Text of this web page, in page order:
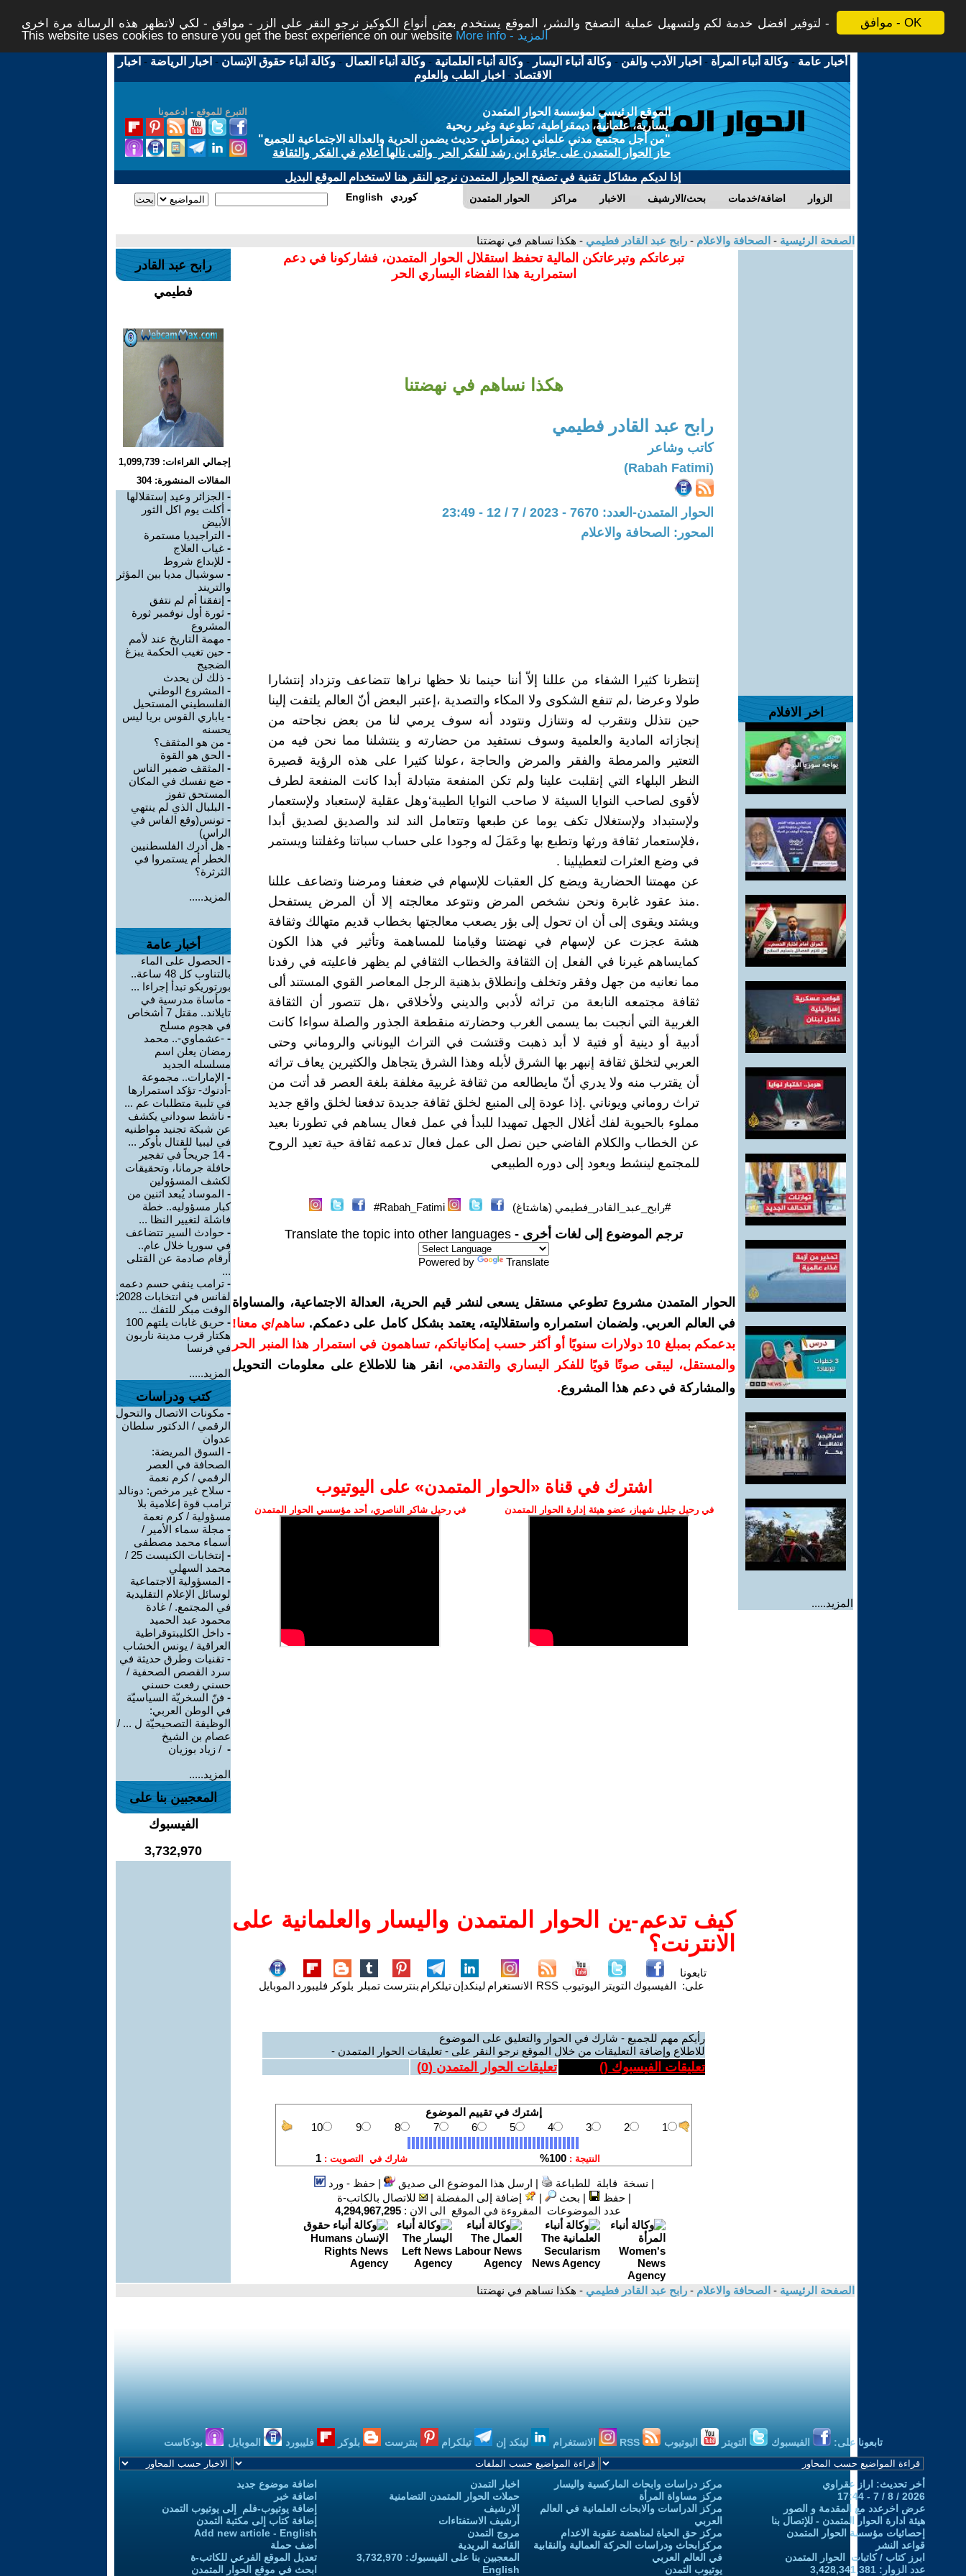
موافق - OK
لتوفير افضل خدمة لكم ولتسهيل عملية التصفح والنشر، الموقع يستخدم بعض أنواع الكوكيز نرجو النقر على الزر - موافق - لكي لاتظهر هذه الرسالة مرة اخرى -
This website uses cookies to ensure you get the best experience on our website
More info - المزيد
أخبار عامة -وكالة أنباء المرأة - اخبار الأدب والفن -وكالة أنباء اليسار -وكالة أنباء العلمانية -وكالة أنباء العمال -وكالة أنباء حقوق الإنسان - اخبار الرياضة - اخبار
الاقتصاد - اخبار الطب والعلوم
التبرع للموقع - ادعمونا
الموقع الرئيسي لمؤسسة الحوار المتمدن
يسارية، علمانية، ديمقراطية، تطوعية وغير ربحية
"من أجل مجتمع مدني علماني ديمقراطي حديث يضمن الحرية والعدالة الاجتماعية للجميع"
حاز الحوار المتمدن على جائزة ابن رشد للفكر الحر والتى نالها أعلام في الفكر والثقافة
إذا لديكم مشاكل تقنية في تصفح الحوار المتمدن نرجو النقر هنا لاستخدام الموقع البديل
الحوار المتمدن مراكز الاخبار بحث/الارشيف اضافة/خدمات الزوار English كوردي
الصفحة الرئيسية - الصحافة والاعلام - رابح عبد القادر فطيمي - هكذا نساهم في نهضتنا
اخر الافلام
المزيد.....
تبرعاتكم وتبرعاتكن المالية تحفظ استقلال الحوار المتمدن، فشاركونا في دعم
استمرارية هذا الفضاء اليساري الحر
هكذا نساهم في نهضتنا
رابح عبد القادر فطيمي
كاتب وشاعر
(Rabah Fatimi)
الحوار المتمدن-العدد: 7670 - 2023 / 7 / 12 - 23:49
المحور: الصحافة والاعلام
إنتظرنا كثيرا الشفاء من عللنا إلاّ أننا حينما نلا حظها نراها تتضاعف وتزداد إنتشارا
طولا وعرضا ،لم تنفع الشكوى ولا المكاء والتصدية ،إعتبر البعض أنّ العالم يلتفت إلينا
حين نتذلل ونتقرب له ونتنازل ونتودد أنه سوف يرمي لنا من بعض نجاحته من
إنجازاته المادية والعلمية وسوف نستفيد من حضارته و ينتشلنا مما نحن فيه من
التعتير والمرمطة والفقر والمرض والحاجة ،عولنا كثيرا على هذه الرؤية قصيرة
النظر البلهاء التي إنقلبت علينا ولم تكن المنفعة متبادلة أبدا كانت المنفعة لطرف
لأقوى لصاحب النوايا السيئة لا صاحب النوايا الطيبة‘وهل عقلية لإستعباد ولإستعمار
ولإستبداد ولإستغلال تكف يوما عن طبعها وتتعامل الند لند والصديق لصديق أبدا
،فلإستعمار ثقافة ورثها وتطبع بها وعَمَلَ له وجودا على حساب سباتنا وغفلتنا ويستمر
في وضع العثرات لتعطيلينا .
عن مهمتنا الحضارية ويضع كل العقبات للإسهام في ضعفنا ومرضنا وتضاعف عللنا
.منذ عقود غابرة ونحن نشخص المرض ونتوعد معالجته إلا أن المرض يستفحل
ويشتد ويقوى إلى أن ان تحول إلى بؤر يصعب معالجتها بخطاب قديم متهالك وثقافة
هشة عجزت عن لإسهام في نهضتنا وقيامنا للمساهمة وتأثير في هذا الكون
كمايساهم غيرنا في الفعل إن الثقافة والخطاب الثقافي لم يظهر فاعليته في رفدنا
مما نعانيه من جهل وفقر وتخلف وإنطلاق بذهنية الرجل المعاصر القوي المستند ألى
ثقافة مجتمعه النابعة من تراثه لأدبي والديني ولأخلاقي ،هل تتصور أن الثقافة
الغربية التي أنجبت بما يسمى الغرب وحضارته منقطعة الجذور والصلة سواءا كانت
أدبية أو دينية أو فتية لا أبد ذهبت وقتشت في التراث اليوناني والروماني وحتى
العربي لتخلق ثقافة إنبهر بها الشرق لأبله وهذا الشرق يتجاهل والكثيرين يعاف تراثه
أن يقترب منه ولا يدري أنّ مايطالعه من ثقافة غربية مغلفة بلغة العصر قد أتت من
تراث روماني ويوناني .إذا عودة إلى المنبع لخلق ثقافة جديدة تدفعنا لخلق واقع جديد
مملوء بالحيوية لفك أغلال الجهل تمهيدا للبدأ في عمل فعال يساهم في تطورنا بعيد
عن الخطاب والكلام الفاضي حين نصل الى عمل فعال تدعمه ثقافة حية تعيد الروح
للمجتمع لينشط ويعود إلى دوره الطبيعي
#رابح_عبد_القادر_فطيمي (هاشتاغ) Rabah_Fatimi#
ترجم الموضوع إلى لغات أخرى - Translate the topic into other languages
Powered by Translate
الحوار المتمدن مشروع تطوعي مستقل يسعى لنشر قيم الحرية، العدالة الاجتماعية، والمساواة
في العالم العربي. ولضمان استمراره واستقلاليته، يعتمد بشكل كامل على دعمكم. ساهم/ي معنا!
بدعمكم بمبلغ 10 دولارات سنويًا أو أكثر حسب إمكانياتكم، تساهمون في استمرار هذا المنبر الحر
والمستقل، ليبقى صوتًا قويًا للفكر اليساري والتقدمي،
انقر هنا للاطلاع على معلومات التحويل
والمشاركة في دعم هذا المشروع.
اشترك في قناة ‫«الحوار المتمدن» على اليوتيوب
في رحيل جليل شهباز، عضو هيئة إدارة الحوار المتمدن في رحيل شاكر الناصري، أحد مؤسسي الحوار المتمدن
كيف تدعم-ين الحوار المتمدن واليسار والعلمانية على
الانترنت؟
تابعونا
على: الفيسبوك التويتر اليوتيوب RSS الانستغرام لينكدإنتيلكرام بنترست تمبلر بلوكر فليبورد الموبايل
رأيكم مهم للجميع - شارك في الحوار والتعليق على الموضوع
للاطلاع وإضافة التعليقات من خلال الموقع نرجو النقر على - تعليقات الحوار المتمدن -
تعليقات الفيسبوك () تعليقات الحوار المتمدن (0
)
| نسخة قابلة للطباعة | ارسل هذا الموضوع الى صديق |حفظ - ورد
|حفظ | بحث | إضافة إلى المفضلة |
للاتصال بالكاتب-ة
عدد الموضوعات المقروءة في الموقع الى الان : 4,294,967,295
رابح عبد القادر
فطيمي
إجمالي القراءات: 1,099,739
المقالات المنشورة: 304
- الجزائر وعيد إستقلالها
- أكلت يوم اكل الثور
الأبيض
- التراجيديا مستمرة
- غياب العلاج
- للإبداع شروط
- سوشيال مديا بين المؤثر
والتريند
- إتفقنا أم لم نتفق
- ثورة أول نوفمبر ثورة
المشروع
- مهمة التاريخ عند لأمم
- حين تغيب الحكمة يبزغ
الضجيج
- ذلك لن يحدث
- المشروع الوطني
الفلسطيني المستحيل
- ياباري القوس بريا ليس
يحسنه
- من هو المثقف؟
- الحق هو القوة
- المثقف ضمير الناس
- ضع نفسك في المكان
المستحق تفوز
- البلبال الذي لم ينتهي
- تونس(وقع الفاس في
الراس)
- هل أدرك الفلسطنيين
الخطر أم يستمروا في
الثرثرة؟
المزيد.....
أخبار عامة
- الحصول على الماء
بالتناوب كل 48 ساعة..
بورتوريكو تبدأ إجراءا ...
- مأساة مدرسية في
تايلاند.. مقتل 7 أشخاص
في هجوم مسلح
- -عشماوي-.. محمد
رمضان يعلن اسم
مسلسله الجديد
- الإمارات.. مجموعة
-أدنوك- تؤكد استمرارها
في تلبية متطلبات عم ...
- ناشط سوداني يكشف
عن شبكة تجنيد مواطنيه
في ليبيا للقتال بأوكر ...
-
14 جريحاً في تفجير
حافلة جرمانا، وتحقيقات
لكشف المسؤولين
- الموساد يُبعد اثنين من
كبار مسؤوليه.. خطة
فاشلة لتغيير النظا ...
- حوادث السير تتضاعف
في سوريا خلال عام..
أرقام صادمة عن القتلى
...
- ترامب ينفي حسم دعمه
لفانس في انتخابات 2028:
الوقت مبكر للتفك ...
-
حريق غابات يلتهم 100
هكتار قرب مدينة ناربون
في فرنسا
المزيد.....
كتب ودراسات
- مكونات الاتصال والتحول
الرقمي / الدكتور سلطان
عدوان
- السوق المريضة:
الصحافة في العصر
الرقمي / كرم نعمة
- سلاح غير مرخص: دونالد
ترامب قوة إعلامية بلا
مسؤولية / كرم نعمة
- مجلة سماء الأمير /
أسماء محمد مصطفى
-
إنتخابات الكنيست 25 /
محمد السهلي
- المسؤولية الاجتماعية
لوسائل الإعلام التقليدية
في المجتمع. / غادة
محمود عبد الحميد
- داخل الكليبتوقراطية
العراقية / يونس الخشاب
- تقنيات وطرق حديثة في
سرد القصص الصحفية /
حسني رفعت حسني
- فنّ السخريّة السياسيّة
في الوطن العربي:
الوظيفة التصحيحيّة ل ... /
عصام بن الشيخ
- ‏ / زياد بوزيان
المزيد.....
المعجبين بنا على
الفيسبوك
3,732,970
الصفحة الرئيسية - الصحافة والاعلام - رابح عبد القادر فطيمي - هكذا نساهم في نهضتنا
تابعونا على: الفيسبوك التويتر اليوتيوب الانستغرام لينكد إن تيلكرام بنترست بلوكر فليبورد الموبايل بودكاست
أخر تحديث: اراز عقراوي
2026 / 8 / 7 - 17:44
عرض اخرعدد مع المقدمة و الصور
هيئة ادارة الحوار المتمدن - للإتصال بنا
إحصائيات مؤسسة الحوار المتمدن
قواعد النشر
ابرز كتاب / كاتبات الحوار المتمدن
عدد الزوار: 3,428,341,381
مركز دراسات وابحاث الماركسية واليسار
مركز مساواة المرأة
مركز الدراسات والابحاث العلمانية في العالم
العربي
مركز حق الحياة لمناهضة عقوبة الاعدام
مركزابحاث ودراسات الحركة العمالية والنقابية
في العالم العربي
يوتيوب التمدن
اخبار التمدن
حملات الحوار المتمدن التضامنية
الارشيف
أرشيف الاستفتاءات
مروج التمدن
القائمة البريدية
المعجبين بنا على الفيسبوك: 3,732,970
English
اضافة موضوع جديد
اضافة خبر
إضافة يوتيوب-فلم إلى يوتيوب التمدن
إضافة كتاب إلى مكتبة التمدن
Add new article - English
أضف حملة
تعديل الموقع الفرعي للكاتب-ة
ابحث في موقع الحوار المتمدن